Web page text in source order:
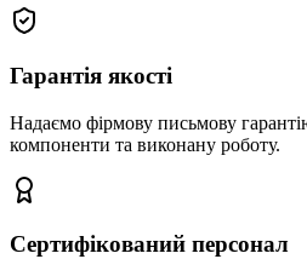
Гарантія якості
Надаємо фірмову письмову
компоненти та виконану роботу.
Сертифікований персонал